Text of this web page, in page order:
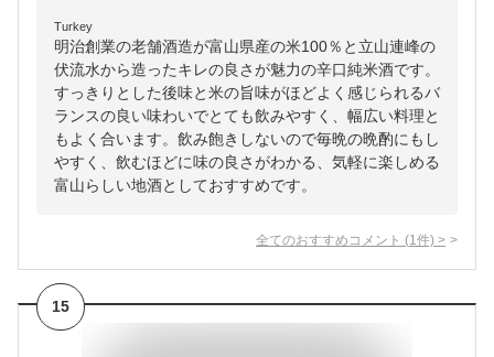
Turkey
明治創業の老舗酒造が富山県産の米100％と立山連峰の
伏流水から造ったキレの良さが魅力の辛口純米酒です。
すっきりとした後味と米の旨味がほどよく感じられるバ
ランスの良い味わいでとても飲みやすく、幅広い料理と
もよく合います。飲み飽きしないので毎晩の晩酌にもし
やすく、飲むほどに味の良さがわかる、気軽に楽しめる
富山らしい地酒としておすすめです。
全てのおすすめコメント (1 件) >
15